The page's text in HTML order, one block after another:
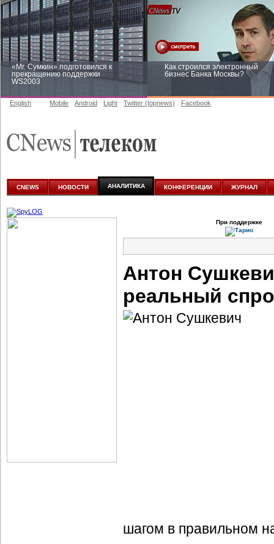
«Mr. Сумкин» подготовился к
прекращению поддержки
WS2003
Как строился электронный
бизнес Банка Москвы?
аналитике
English Mobile Android Light Twitter (topnews) Facebook
CNEWS НОВОСТИ АНАЛИТИКА КОНФЕРЕНЦИИ ЖУРНАЛ
При поддержке
Антон
реальный
шагом в правильном